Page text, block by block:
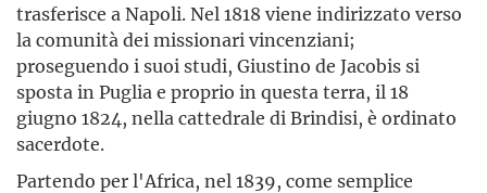
trasferisce a Napoli. Nel 1818 viene indirizzato verso
la comunità dei missionari vincenziani;
proseguendo i suoi studi, Giustino de Jacobis si
sposta in Puglia e proprio in questa terra, il 18
giugno 1824, nella cattedrale di Brindisi, è ordinato
sacerdote.
Partendo per l'Africa, nel 1839, come semplice